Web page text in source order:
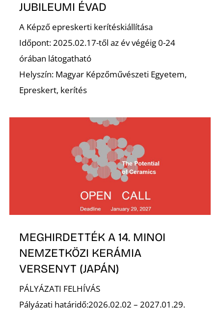
JUBILEUMI ÉVAD
A Képző epreskerti kerítéskiállítása
Időpont: 2025.02.17-től az év végéig 0-24
órában látogatható
Helyszín: Magyar Képzőművészeti Egyetem,
Epreskert, kerítés
MEGHIRDETTÉK A 14. MINOI
NEMZETKÖZI KERÁMIA
VERSENYT (JAPÁN)
PÁLYÁZATI FELHÍVÁS
Pályázati határidő:2026.02.02 – 2027.01.29.